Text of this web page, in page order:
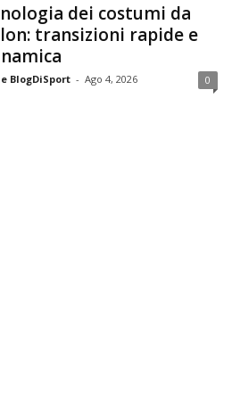
dei costumi da
transizioni rapide e
BlogDiSport - Ago 4, 2026 0